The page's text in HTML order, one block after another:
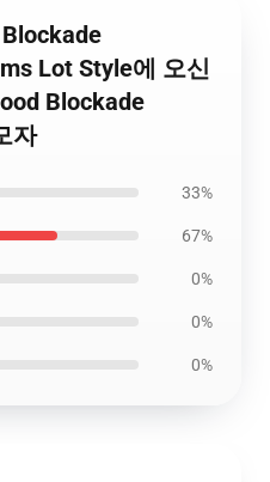
Lot Style에 오신
Blockade
자
33%
67%
0%
0%
0%